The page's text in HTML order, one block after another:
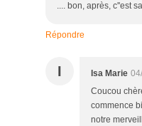
.... bon, après, c''est
Répondre
I Isa Marie
Coucou
commence
notre